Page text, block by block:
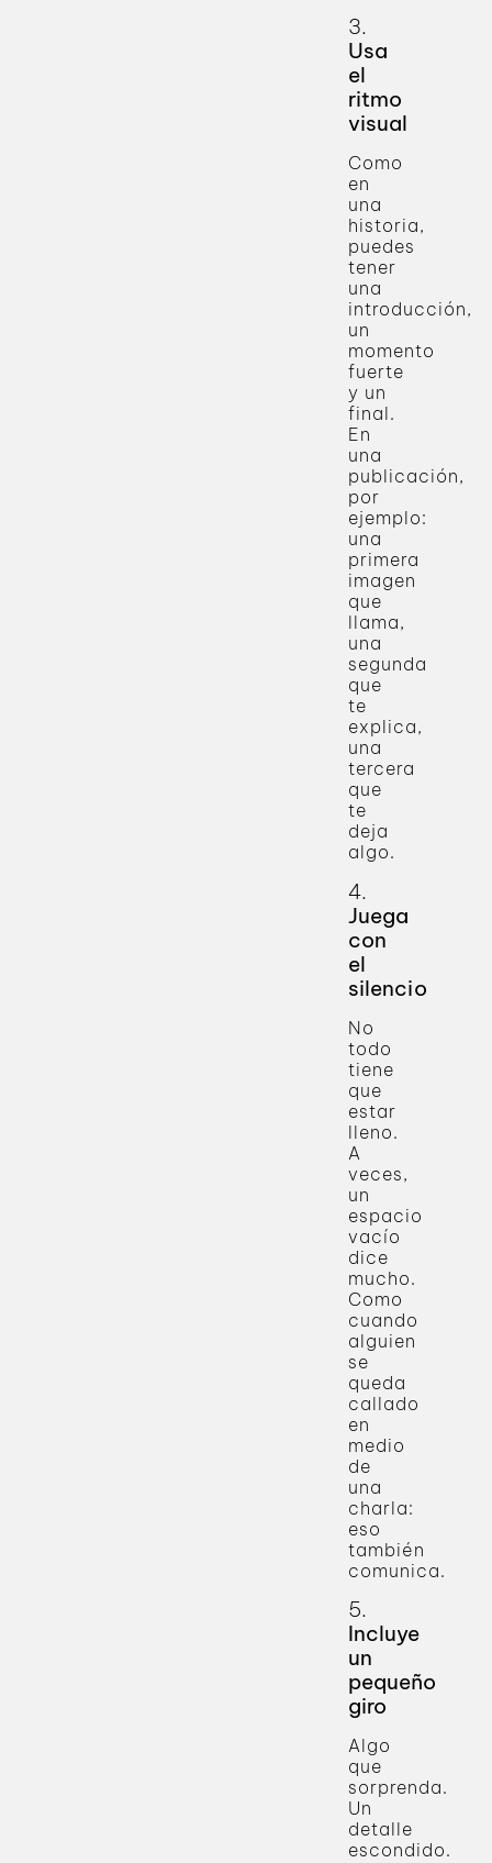
3.
Usa
el
ritmo
visual
Como
en
una
historia,
puedes
tener
una
introducción,
un
momento
fuerte
y un
final.
En
una
publicación,
por
ejemplo:
una
primera
imagen
que
llama,
una
segunda
que
te
explica,
una
tercera
que
te
deja
algo.
4.
Juega
con
el
silencio
No
todo
tiene
que
estar
lleno.
A
veces,
un
espacio
vacío
dice
mucho.
Como
cuando
alguien
se
queda
callado
en
medio
de
una
charla:
eso
también
comunica.
5.
Incluye
un
pequeño
giro
Algo
que
sorprenda.
Un
detalle
escondido.